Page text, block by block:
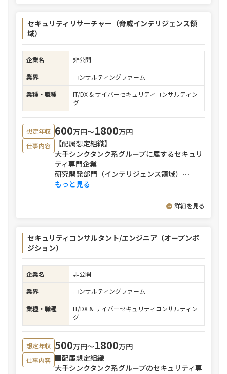
セキュリティリサーチャー（脅威インテリジェンス領
域）
企業名
非公開
業界
コンサルティングファーム
業種・職種
IT/DX & サイバーセキュリティコンサルティン
グ
想定年収 600万円〜1800万円
仕事内容
【配属想定組織】
大手シンクタンク系グループに属するセキュリ
ティ専門企業
研究開発部門（インテリジェンス領域） ⋯
もっと見る
詳細を見る
セキュリティコンサルタント/エンジニア（オープンポ
ジション）
企業名
非公開
業界
コンサルティングファーム
業種・職種
IT/DX & サイバーセキュリティコンサルティン
グ
想定年収 500万円〜1800万円
仕事内容 ■配属想定組織
大手シンクタンク系グループのセキュリティ専